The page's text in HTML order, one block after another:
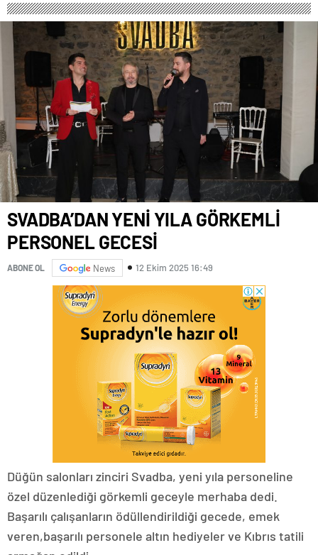
SVADBA’DAN YENİ YILA GÖRKEMLİ
PERSONEL GECESİ
ABONE OL News 12 Ekim 2025 16:49
Düğün salonları zinciri Svadba, yeni yıla personeline
özel düzenlediği görkemli geceyle merhaba dedi.
Başarılı çalışanların ödüllendirildiği gecede, emek
veren,başarılı personele altın hediyeler ve Kıbrıs tatili